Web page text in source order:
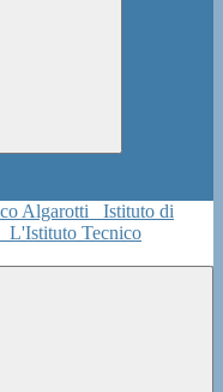
Istituto di
L'Istituto Tecnico